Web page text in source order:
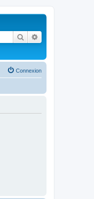
Rechercher
Connexion